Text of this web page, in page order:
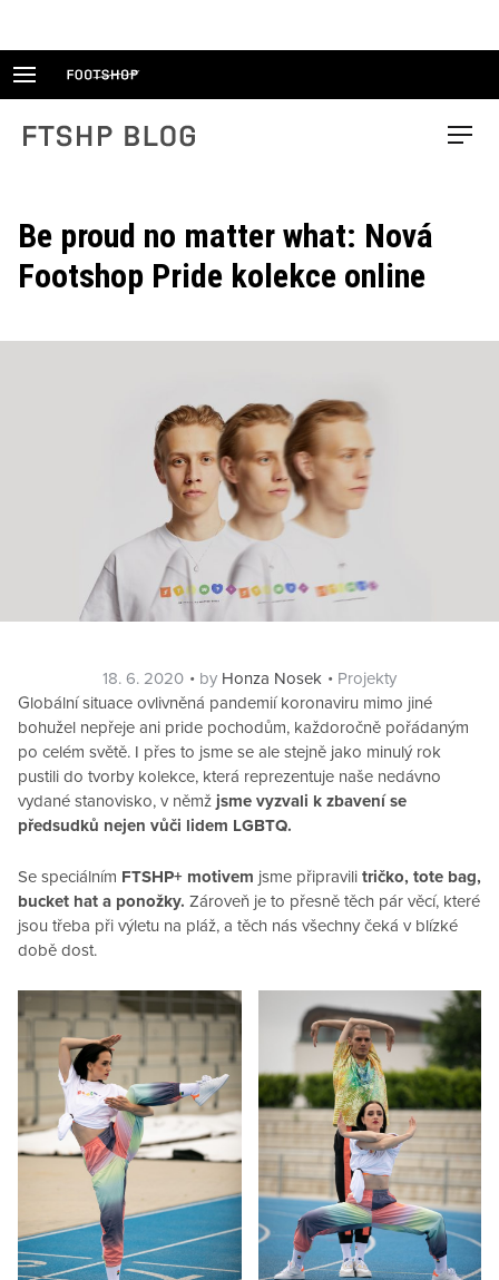
FTSHP blog Menu
Be proud no matter what: Nová
Footshop Pride kolekce online
Posted
on
18. 6. 2020 by Honza Nosek Categories
Projekty
Globální situace ovlivněná pandemií koronaviru mimo jiné
bohužel nepřeje ani pride pochodům, každoročně pořádaným
po celém světě. I přes to jsme se ale stejně jako minulý rok
pustili do tvorby kolekce, která reprezentuje naše nedávno
vydané stanovisko, v němž jsme vyzvali k zbavení se
předsudků nejen vůči lidem LGBTQ.
Se speciálním FTSHP+ motivem jsme připravili tričko, tote bag,
bucket hat a ponožky. Zároveň je to přesně těch pár věcí, které
jsou třeba při výletu na pláž, a těch nás všechny čeká v blízké
době dost.